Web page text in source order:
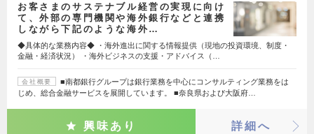
お客さまのサステナブル経営の実現に向け
て、外部の専門機関や海外銀行などと連携
しながら下記のような海外…
◆具体的な業務内容◆ ・海外進出に関する情報提供（現地の投資環境、制度・
金融・経済状況） ・海外ビジネスの支援・アドバイス（…
会社概要
■南都銀行グループは銀行業務を中心にコンサルティング業務をは
じめ、総合金融サービスを展開しています。 ■奈良県および大阪府…
興味あり 詳細へ